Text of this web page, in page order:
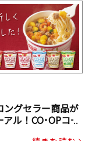
ングセラー商品が
アル！CO･OPコー